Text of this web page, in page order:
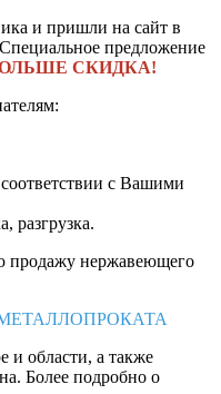
и пришли на сайт в
предложение
СКИДКА!
с Вашими
разгрузка.
продажу нержавеющего
и области, а также
Более подробно о